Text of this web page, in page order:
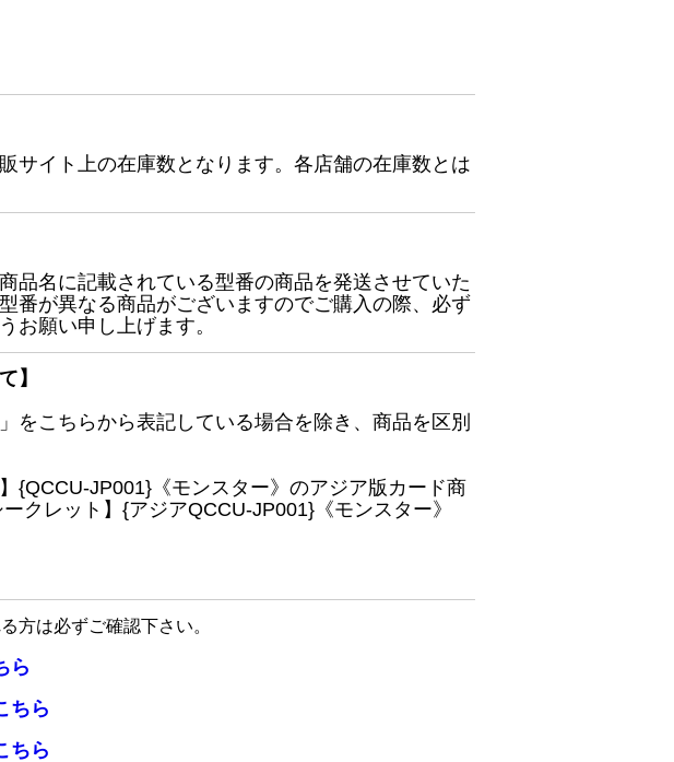
サイト上の在庫数となります。各店舗の在庫数とは
品名に記載されている型番の商品を発送させていた
番が異なる商品がございますのでご購入の際、必ず
お願い申し上げます。
】
をこちらから表記している場合を除き、商品を区別
{QCCU-JP001}《モンスター》のアジア版カード商
レット】{アジアQCCU-JP001}《モンスター》
方は必ずご確認下さい。
ら
ちら
ちら